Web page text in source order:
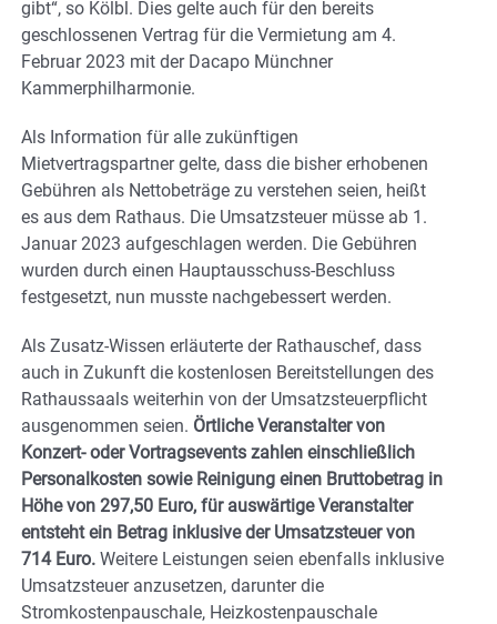
gibt“, so Kölbl. Dies gelte auch für den bereits
geschlossenen Vertrag für die Vermietung am 4.
Februar 2023 mit der Dacapo Münchner
Kammerphilharmonie.
Als Information für alle zukünftigen
Mietvertragspartner gelte, dass die bisher erhobenen
Gebühren als Nettobeträge zu verstehen seien, heißt
es aus dem Rathaus. Die Umsatzsteuer müsse ab 1.
Januar 2023 aufgeschlagen werden. Die Gebühren
wurden durch einen Hauptausschuss-Beschluss
festgesetzt, nun musste nachgebessert werden.
Als Zusatz-Wissen erläuterte der Rathauschef, dass
auch in Zukunft die kostenlosen Bereitstellungen des
Rathaussaals weiterhin von der Umsatzsteuerpflicht
ausgenommen seien. Örtliche Veranstalter von
Konzert- oder Vortragsevents zahlen einschließlich
Personalkosten sowie Reinigung einen Bruttobetrag in
Höhe von 297,50 Euro, für auswärtige Veranstalter
entsteht ein Betrag inklusive der Umsatzsteuer von
714 Euro. Weitere Leistungen seien ebenfalls inklusive
Umsatzsteuer anzusetzen, darunter die
Stromkostenpauschale, Heizkostenpauschale